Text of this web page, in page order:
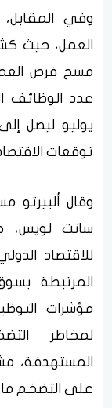
وفي
العمل، حيث
توقعات
وقال ألبيرتو
سانت لويس،
للاقتصاد
المرتبطة
مؤشرات
لمخاطر
المستهدفة،
على التضخم ما